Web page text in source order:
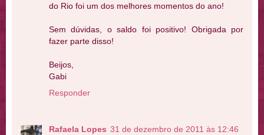
do Rio foi um dos melhores momentos do ano!
Sem dúvidas, o saldo foi positivo! Obrigada por
fazer parte disso!
Beijos,
Gabi
Responder
Rafaela Lopes 31 de dezembro de 2011 às 12:46